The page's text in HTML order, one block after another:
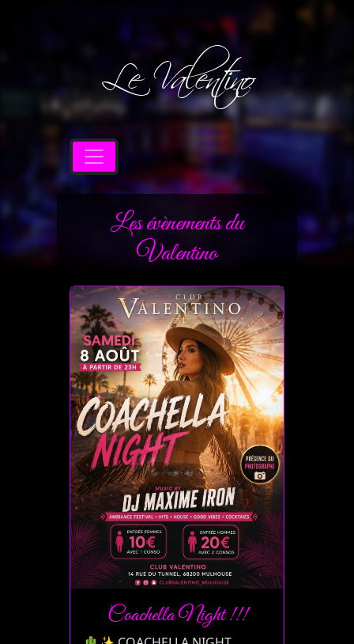
Le Valentino
Les évènements du
Valentino
Coachella Night !!!